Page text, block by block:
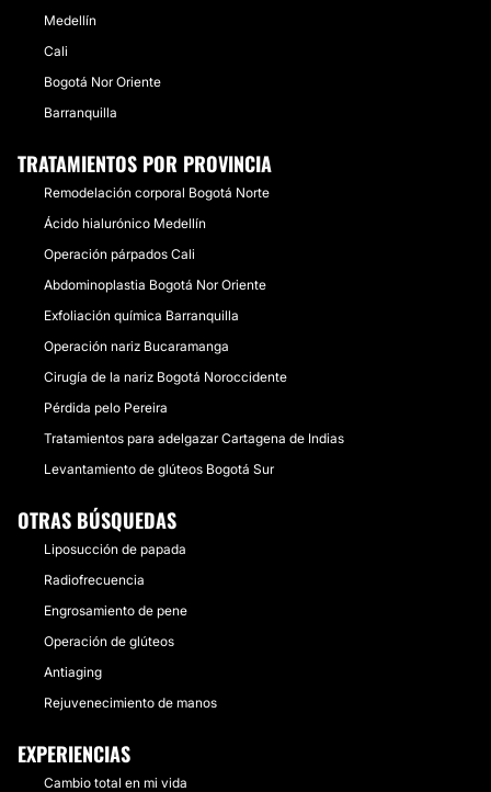
Medellín
Cali
Bogotá Nor Oriente
Barranquilla
TRATAMIENTOS POR PROVINCIA
Remodelación corporal Bogotá Norte
Ácido hialurónico Medellín
Operación párpados Cali
Abdominoplastia Bogotá Nor Oriente
Exfoliación química Barranquilla
Operación nariz Bucaramanga
Cirugía de la nariz Bogotá Noroccidente
Pérdida pelo Pereira
Tratamientos para adelgazar Cartagena de Indias
Levantamiento de glúteos Bogotá Sur
OTRAS BÚSQUEDAS
Liposucción de papada
Radiofrecuencia
Engrosamiento de pene
Operación de glúteos
Antiaging
Rejuvenecimiento de manos
EXPERIENCIAS
Cambio total en mi vida